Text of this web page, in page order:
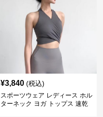
¥3,840 (税込)
スポーツウェア レディース ホル
ターネック ヨガ トップス 速乾